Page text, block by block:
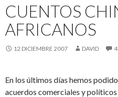
CUENTOS
AFRICANOS
12 DICIEMBRE 2007 DAVID
En los últimos días hemos
acuerdos comerciales y